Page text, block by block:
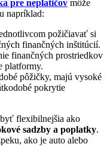
pre neplatičov môže
napríklad:
požičiavať si
finančných inštitúcií.
finančných prostriedkov
platformy.
pôžičky, majú vysoké
pokrytie
flexibilnejšia ako
sadzby a poplatky.
ako je auto alebo